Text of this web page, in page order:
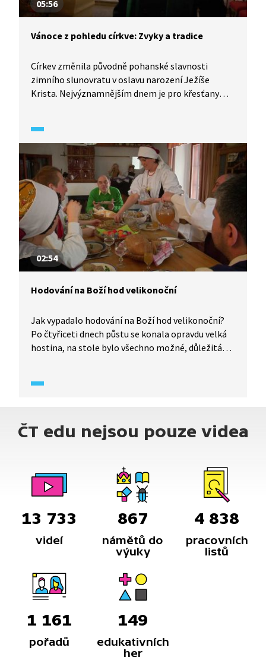
05:56
Vánoce z pohledu církve: Zvyky a tradice
Církev změnila původně pohanské slavnosti
zimního slunovratu v oslavu narození Ježíše
Krista. Nejvýznamnějším dnem je pro křesťany
symbolem Vánoc, a to nejen křesťanských.
02:54
Hodování na Boží hod velikonoční
Jak vypadalo hodování na Boží hod velikonoční?
Po čtyřiceti dnech půstu se konala opravdu velká
hostina, na stole bylo všechno možné, důležitá
ČT edu nejsou pouze videa
13 733
videí
867
námětů do
výuky
4 838
pracovních
listů
1 161
pořadů
149
edukativních
her